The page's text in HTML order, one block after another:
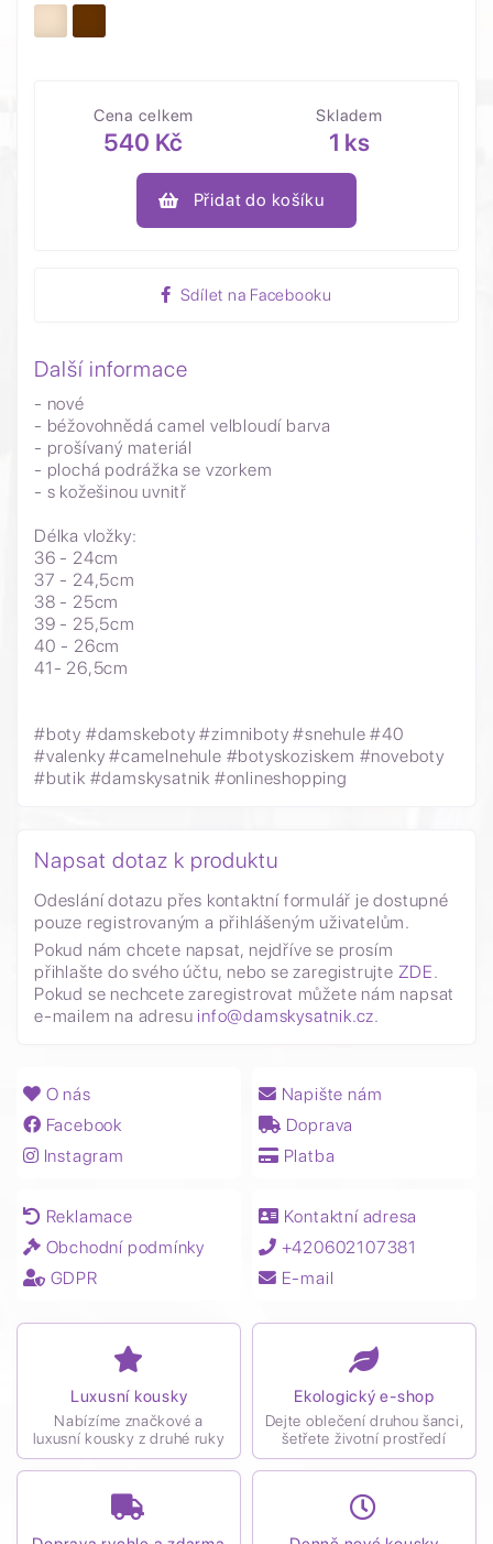
Cena celkem
540 Kč
Skladem
1 ks
Přidat do košíku
Sdílet na Facebooku
Další informace
- nové
- béžovohnědá camel velbloudí barva
- prošívaný materiál
- plochá podrážka se vzorkem
- s kožešinou uvnitř
Délka vložky:
36 - 24cm
37 - 24,5cm
38 - 25cm
39 - 25,5cm
40 - 26cm
41- 26,5cm
#boty #damskeboty #zimniboty #snehule #40
#valenky #camelnehule #botyskoziskem #noveboty
#butik #damskysatnik #onlineshopping
Napsat dotaz k produktu
Odeslání dotazu přes kontaktní formulář je dostupné
pouze registrovaným a přihlášeným uživatelům.
Pokud nám chcete napsat, nejdříve se prosím
přihlašte do svého účtu, nebo se zaregistrujte ZDE.
Pokud se nechcete zaregistrovat můžete nám napsat
e-mailem na adresu info@damskysatnik.cz.
O nás
Facebook
Instagram
Napište nám
Doprava
Platba
Reklamace
Obchodní podmínky
GDPR
Kontaktní adresa
+420602107381
E-mail
Luxusní kousky
Nabízíme značkové a
luxusní kousky z druhé ruky
Ekologický e-shop
Dejte oblečení druhou šanci,
šetřete životní prostředí